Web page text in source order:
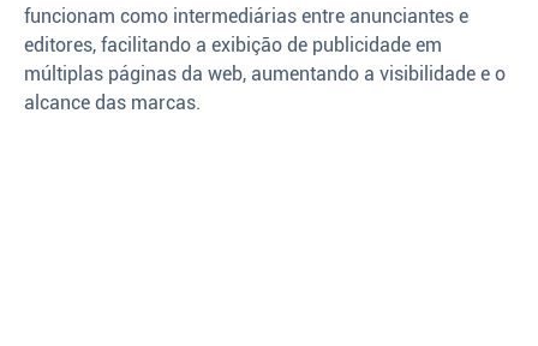
funcionam como intermediárias entre anunciantes e
editores, facilitando a exibição de publicidade em
múltiplas páginas da web, aumentando a visibilidade e o
alcance das marcas.